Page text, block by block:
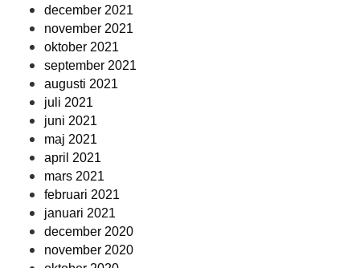
december 2021
november 2021
oktober 2021
september 2021
augusti 2021
juli 2021
juni 2021
maj 2021
april 2021
mars 2021
februari 2021
januari 2021
december 2020
november 2020